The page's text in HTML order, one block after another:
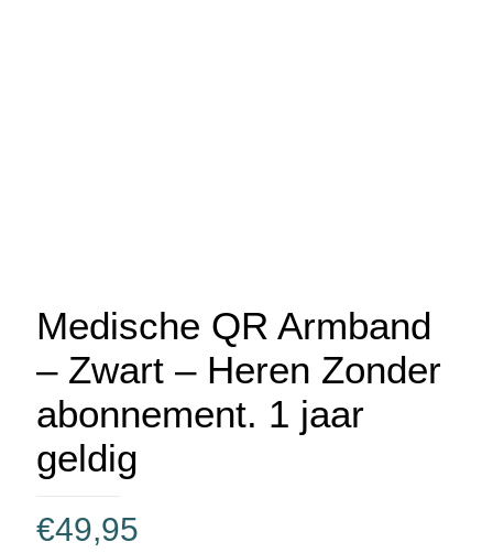
Medische QR Armband
– Zwart – Heren Zonder
abonnement. 1 jaar
geldig
€49,95